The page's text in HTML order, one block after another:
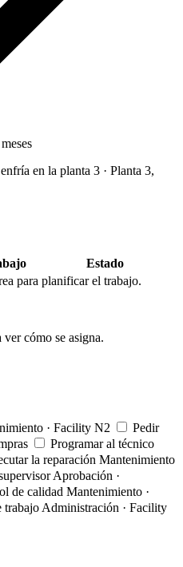
en la planta 3 · Planta 3,
Estado
para planificar el trabajo.
ver cómo se asigna.
· Facility N2
Pedir
Programar al técnico
la reparación Mantenimiento
Aprobación ·
de calidad Mantenimiento ·
trabajo Administración · Facility